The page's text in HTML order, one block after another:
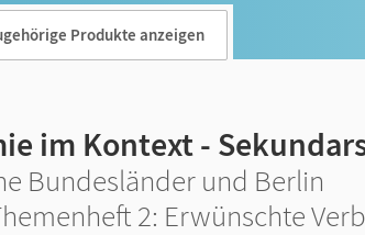
Produkte anzeigen
im Kontext -
Bundesländer und Berlin
2: Erwünschte